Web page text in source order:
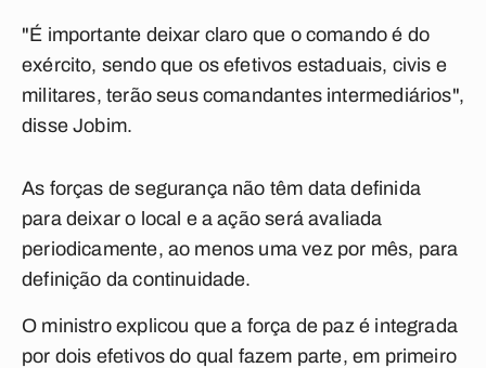
"É importante deixar claro que o comando é do
exército, sendo que os efetivos estaduais, civis e
militares, terão seus comandantes intermediários",
disse Jobim.
As forças de segurança não têm data definida
para deixar o local e a ação será avaliada
periodicamente, ao menos uma vez por mês, para
definição da continuidade.
O ministro explicou que a força de paz é integrada
por dois efetivos do qual fazem parte, em primeiro